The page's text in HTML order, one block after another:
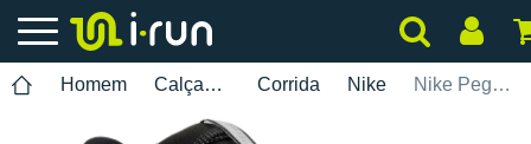
Homem Calçados Corrida Nike Nike Pegasus Premium